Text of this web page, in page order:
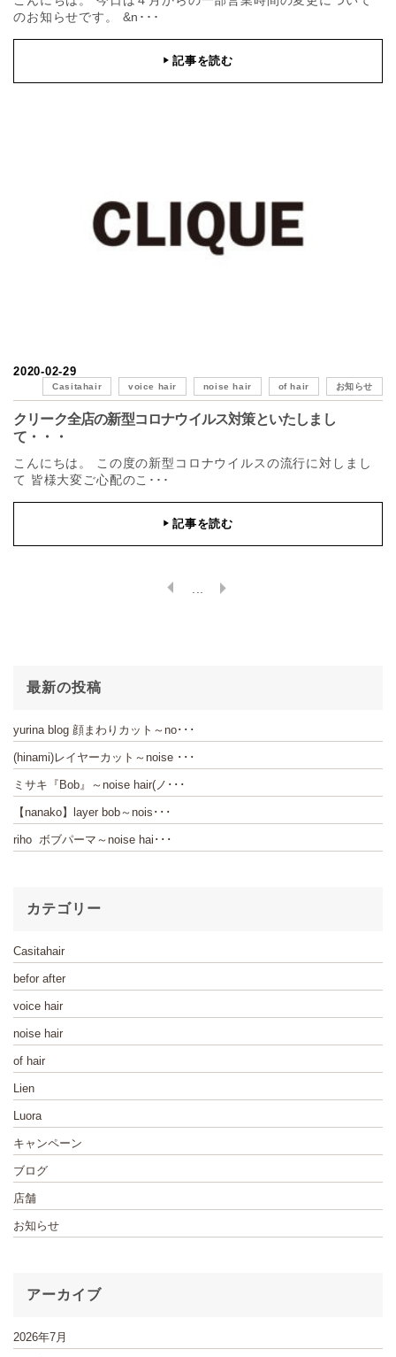
のお知らせです。 &n･･･
▶記事を読む
2020-02-29
Casitahair voice hair noise hair of hair お知らせ
クリーク全店の新型コロナウイルス対策といたしまし
て・・・
こんにちは。 この度の新型コロナウイルスの流行に対しまし
て 皆様大変ご心配のこ･･･
▶記事を読む
最新の投稿
yurina blog 顔まわりカット～no･･･
(hinami)レイヤーカット～noise ･･･
ミサキ『Bob』～noise hair(ノ･･･
【nanako】layer bob～nois･･･
riho ボブパーマ～noise hai･･･
カテゴリー
Casitahair
befor after
voice hair
noise hair
of hair
Lien
Luora
キャンペーン
ブログ
店舗
お知らせ
アーカイブ
2026年7月